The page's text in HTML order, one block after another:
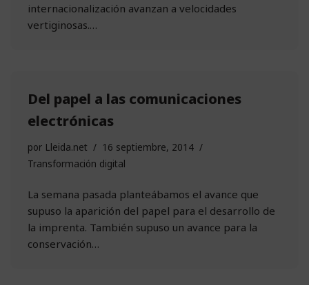
internacionalización avanzan a velocidades
vertiginosas.…
Del papel a las comunicaciones
electrónicas
por Lleida.net
16 septiembre, 2014
Transformación digital
La semana pasada planteábamos el avance que
supuso la aparición del papel para el desarrollo de
la imprenta. También supuso un avance para la
conservación…